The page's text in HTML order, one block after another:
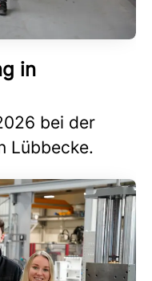
in
bei der
Lübbecke.